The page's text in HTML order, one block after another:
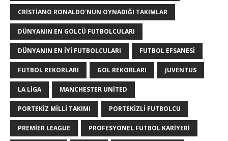
CRISTIANO RONALDO'NUN OYNADIĞI TAKIMLAR
DÜNYANIN EN GOLCÜ FUTBOLCULARI
DÜNYANIN EN IYI FUTBOLCULARI FUTBOL EFSANESI
FUTBOL REKORLARI GOL REKORLARI JUVENTUS
LA LIGA MANCHESTER UNITED
PORTEKIZ MILLI TAKIMI PORTEKIZLI FUTBOLCU
PREMIER LEAGUE PROFESYONEL FUTBOL KARIYERI